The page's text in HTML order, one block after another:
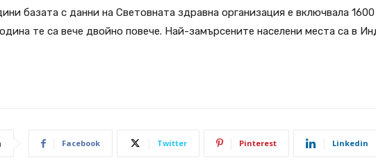
базата с данни на Световната здравна организация е включвала 1600
те са вече двойно повече. Най-замърсените населени места са в
Facebook Twitter Pinterest Linkedin